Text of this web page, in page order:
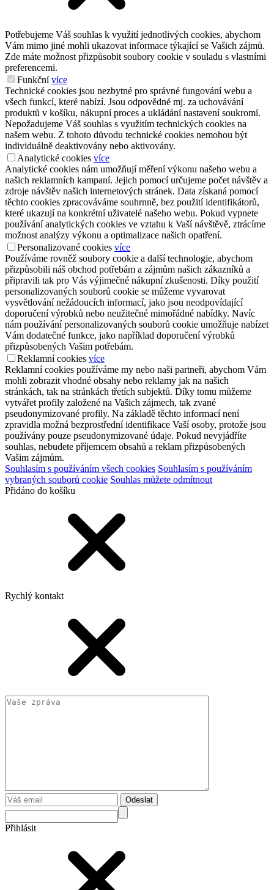
Potřebujeme Váš souhlas k využití jednotlivých cookies, abychom
Vám mimo jiné mohli ukazovat informace týkající se Vašich zájmů.
Zde máte možnost přizpůsobit soubory cookie v souladu s vlastními
preferencemi.
Funkční více
Technické cookies jsou nezbytné pro správné fungování webu a
všech funkcí, které nabízí. Jsou odpovědné mj. za uchovávání
produktů v košíku, nákupní proces a ukládání nastavení soukromí.
Nepožadujeme Váš souhlas s využitím technických cookies na
našem webu. Z tohoto důvodu technické cookies nemohou být
individuálně deaktivovány nebo aktivovány.
Analytické cookies více
Analytické cookies nám umožňují měření výkonu našeho webu a
našich reklamních kampaní. Jejich pomocí určujeme počet návštěv a
zdroje návštěv našich internetových stránek. Data získaná pomocí
těchto cookies zpracováváme souhrnně, bez použití identifikátorů,
které ukazují na konkrétní uživatelé našeho webu. Pokud vypnete
používání analytických cookies ve vztahu k Vaší návštěvě, ztrácíme
možnost analýzy výkonu a optimalizace našich opatření.
Personalizované cookies více
Používáme rovněž soubory cookie a další technologie, abychom
přizpůsobili náš obchod potřebám a zájmům našich zákazníků a
připravili tak pro Vás výjimečné nákupní zkušenosti. Díky použití
personalizovaných souborů cookie se můžeme vyvarovat
vysvětlování nežádoucích informací, jako jsou neodpovídající
doporučení výrobků nebo neužitečné mimořádné nabídky. Navíc
nám používání personalizovaných souborů cookie umožňuje nabízet
Vám dodatečné funkce, jako například doporučení výrobků
přizpůsobených Vašim potřebám.
Reklamní cookies více
Reklamní cookies používáme my nebo naši partneři, abychom Vám
mohli zobrazit vhodné obsahy nebo reklamy jak na našich
stránkách, tak na stránkách třetích subjektů. Díky tomu můžeme
vytvářet profily založené na Vašich zájmech, tak zvané
pseudonymizované profily. Na základě těchto informací není
zpravidla možná bezprostřední identifikace Vaší osoby, protože jsou
používány pouze pseudonymizované údaje. Pokud nevyjádříte
souhlas, nebudete příjemcem obsahů a reklam přizpůsobených
Vašim zájmům.
Souhlasím s používáním všech cookies Souhlasím s používáním
vybraných souborů cookie Souhlas můžete odmítnout
Přidáno do košíku
Rychlý kontakt
Odeslat
Přihlásit